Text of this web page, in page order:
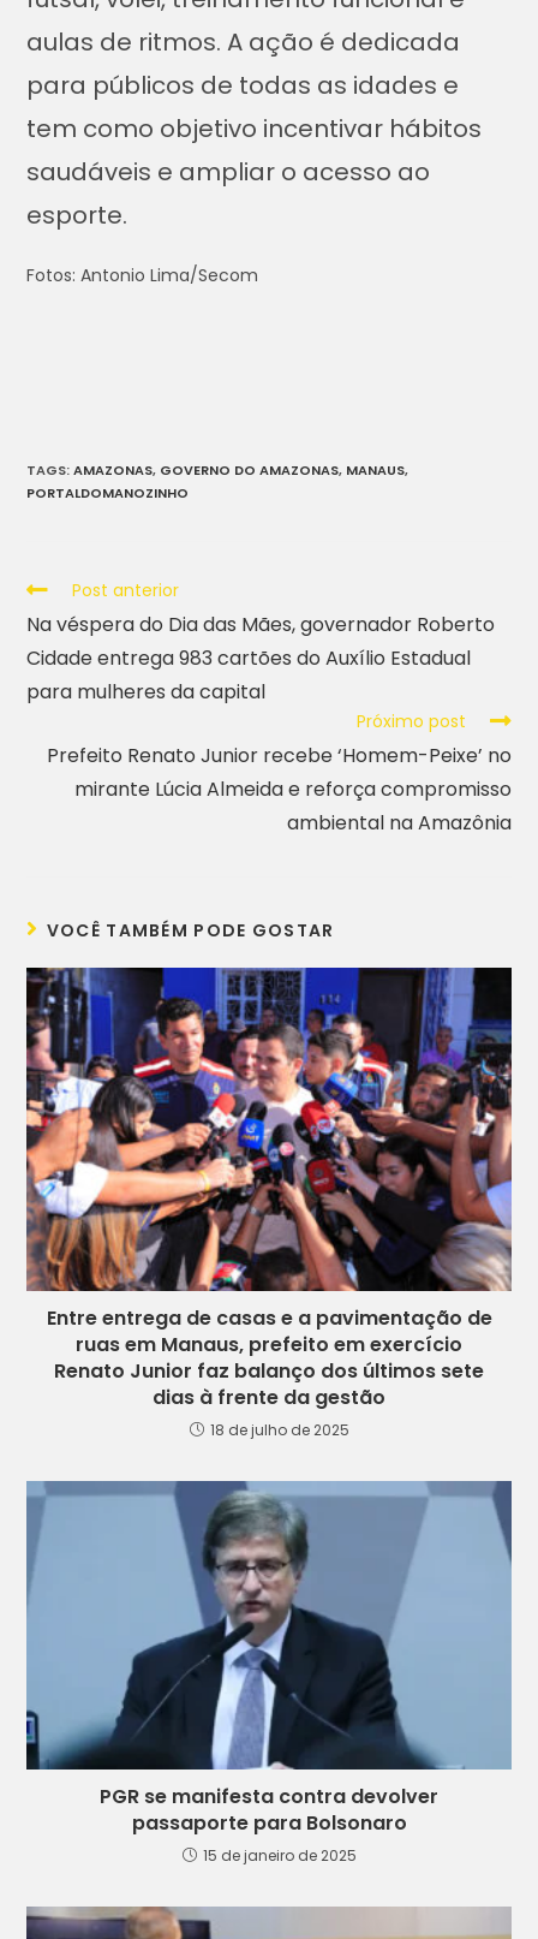
aulas de ritmos. A ação é dedicada
para públicos de todas as idades e
tem como objetivo incentivar hábitos
saudáveis e ampliar o acesso ao
esporte.
Fotos: Antonio Lima/Secom
TAGS:AMAZONAS, GOVERNO DO AMAZONAS, MANAUS,
PORTALDOMANOZINHO
Post anterior
Na véspera do Dia das Mães, governador Roberto
Cidade entrega 983 cartões do Auxílio Estadual
para mulheres da capital
Próximo post
Prefeito Renato Junior recebe ‘Homem-Peixe’ no
mirante Lúcia Almeida e reforça compromisso
ambiental na Amazônia
VOCÊ TAMBÉM PODE GOSTAR
Entre entrega de casas e a pavimentação de
ruas em Manaus, prefeito em exercício
Renato Junior faz balanço dos últimos sete
dias à frente da gestão
18 de julho de 2025
PGR se manifesta contra devolver
passaporte para Bolsonaro
15 de janeiro de 2025